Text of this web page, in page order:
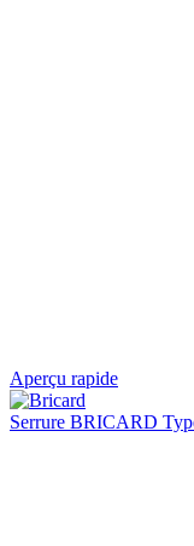
Aperçu rapide
Serrure BRICARD